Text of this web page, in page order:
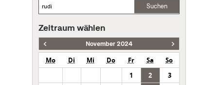
Suchen
Zeitraum wählen
November 2024
Mo Di Mi Do Fr Sa
So
1
2
3